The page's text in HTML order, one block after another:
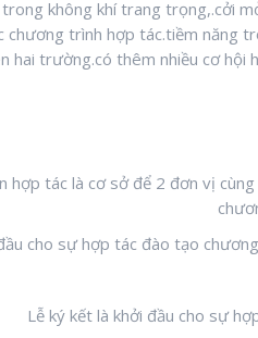
không khí trang trọng,.cởi
chương trình hợp tác.tiềm năng
hai trường.có thêm nhiều cơ
hợp tác là cơ sở để 2 đơn vị
Lễ ký kết là khởi đầu cho sự